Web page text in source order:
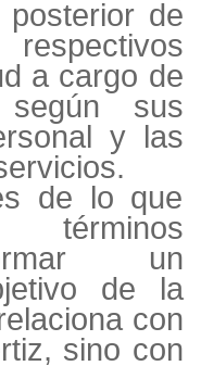
de
a cargo de
según sus
y las
de lo que
un
de la
con
sino con